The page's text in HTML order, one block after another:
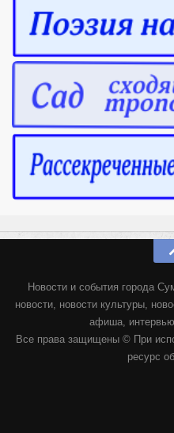
Новости и события города
новости, новости культуры,
афиша,
Все права защищены © При
ресурс